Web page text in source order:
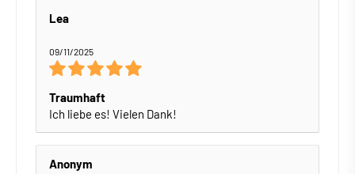
Lea
09/11/2025
Traumhaft
Ich liebe es! Vielen Dank!
Anonym